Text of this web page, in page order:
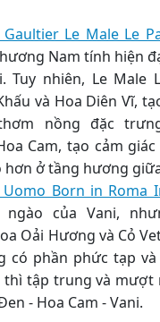
Gaultier Le Male Le
Nam tính hiện
Tuy nhiên, Le Male
và Hoa Diên Vĩ,
nồng đặc
Cam, tạo cảm
hơn ở tầng hương
Born in Roma
của Vani,
Oải Hương và Cỏ
có phần phức tạp
thì tập trung và mượt
- Hoa Cam - Vani.